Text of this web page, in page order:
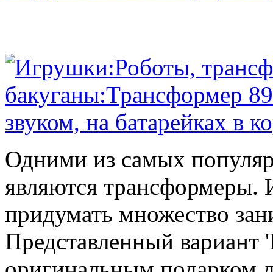
Одними из самых
являются
придумать множество
Представленный